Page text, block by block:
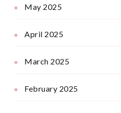
May 2025
April 2025
March 2025
February 2025